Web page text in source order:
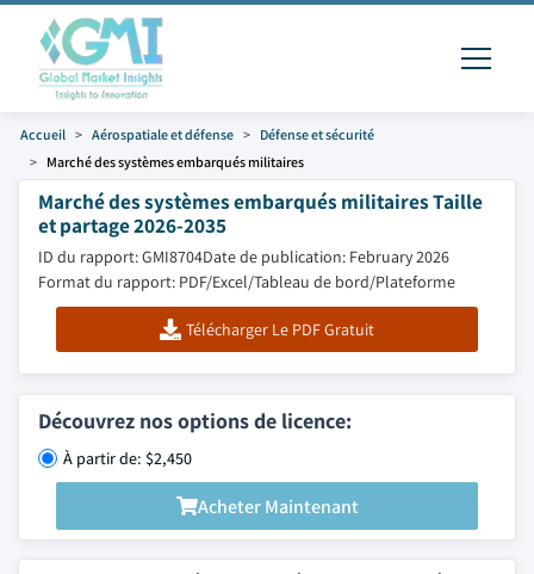
Accueil Aérospatiale et défense
Défense et sécurité
Marché des systèmes embarqués militaires
Marché des systèmes embarqués militaires Taille
et partage 2026-2035
ID du rapport: GMI8704Date de publication: February 2026
Format du rapport: PDF/Excel/Tableau de bord/Plateforme
Télécharger Le PDF Gratuit
Découvrez nos options de licence:
À partir de: $2,450
Acheter Maintenant